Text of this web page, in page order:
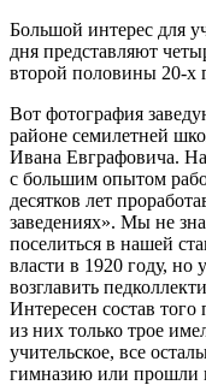
Большой интерес для
дня представляют
второй половины 20-х
Вот фотография
районе семилетней
Ивана Евграфовича.
с большим опытом
десятков лет
заведениях». Мы не
поселиться в нашей
власти в 1920 году, но
возглавить
Интересен состав того
из них только трое
учительское, все
гимназию или прошли